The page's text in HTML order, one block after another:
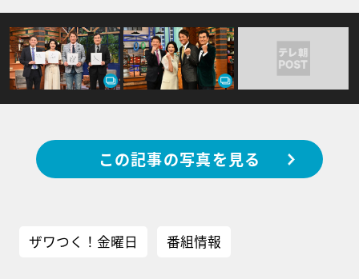
この記事の写真を見る
ザワつく！金曜日 番組情報